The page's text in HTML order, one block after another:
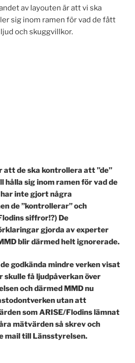
av layouten är att vi ska
sig inom ramen för vad de fått
och skuggvillkor.
att de ska kontrollera att ”de”
hålla sig inom ramen för vad de
inte gjort några
de ”kontrollerar” och
siffror!?) De
gjorda av experter
blir därmed helt ignorerade.
godkända mindre verken visat
få ljudpåverkan över
och därmed MMD nu
utan att
som ARISE/Flodins lämnat
mätvärden så skrev och
mail till Länsstyrelsen.